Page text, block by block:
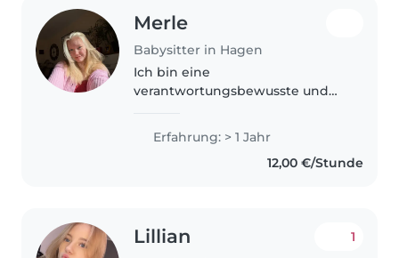
Merle
Babysitter in Hagen
Ich bin eine
verantwortungsbewusste und
20ern mit etwa einem Jahr
Erfahrung in der
Kinderbetreuung, insbesondere
Erfahrung: > 1 Jahr
12,00 €/Stunde
Lillian 1